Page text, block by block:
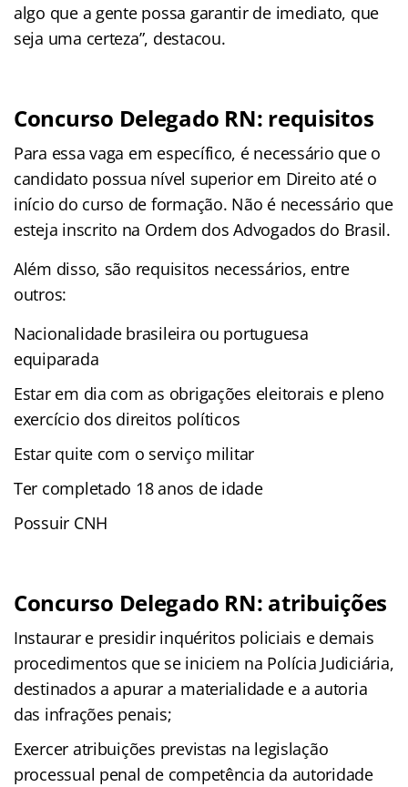
algo que a gente possa garantir de imediato, que
seja uma certeza”, destacou.
Concurso Delegado RN: requisitos
Para essa vaga em específico, é necessário que o
candidato possua nível superior em Direito até o
início do curso de formação. Não é necessário que
esteja inscrito na Ordem dos Advogados do Brasil.
Além disso, são requisitos necessários, entre
outros:
Nacionalidade brasileira ou portuguesa
equiparada
Estar em dia com as obrigações eleitorais e pleno
exercício dos direitos políticos
Estar quite com o serviço militar
Ter completado 18 anos de idade
Possuir CNH
Concurso Delegado RN: atribuições
Instaurar e presidir inquéritos policiais e demais
procedimentos que se iniciem na Polícia Judiciária,
destinados a apurar a materialidade e a autoria
das infrações penais;
Exercer atribuições previstas na legislação
processual penal de competência da autoridade